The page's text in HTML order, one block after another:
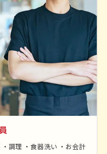
調理 ・食器洗い ・お会計